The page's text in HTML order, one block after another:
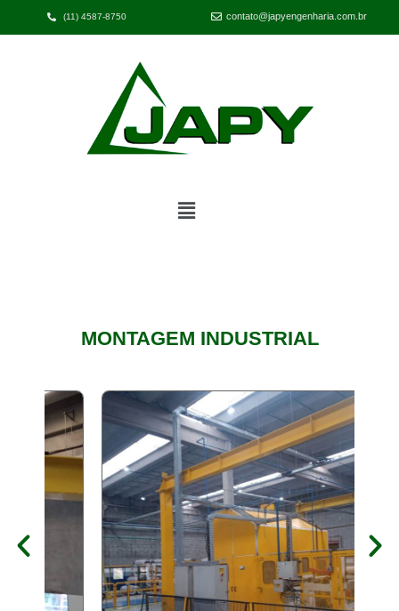
(11) 4587-8750 contato@japyengenharia.com.br
MONTAGEM INDUSTRIAL